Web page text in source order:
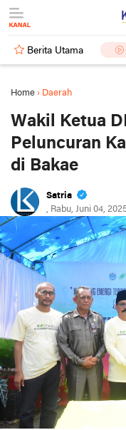
Berita Utama
Home › Daerah
Wakil Ketua
Peluncuran
di Bakae
Satria
, Rabu, Juni 04,